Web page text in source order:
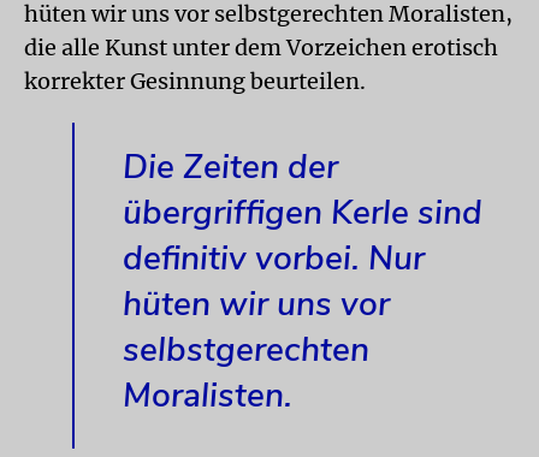
hüten wir uns vor selbstgerechten Moralisten,
die alle Kunst unter dem Vorzeichen erotisch
korrekter Gesinnung beurteilen.
Die Zeiten der
übergriffigen Kerle sind
definitiv vorbei. Nur
hüten wir uns vor
selbstgerechten
Moralisten.